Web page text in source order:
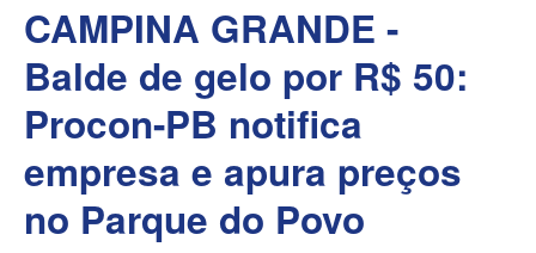
CAMPINA GRANDE -
Balde de gelo por R$ 50:
Procon-PB notifica
empresa e apura preços
no Parque do Povo